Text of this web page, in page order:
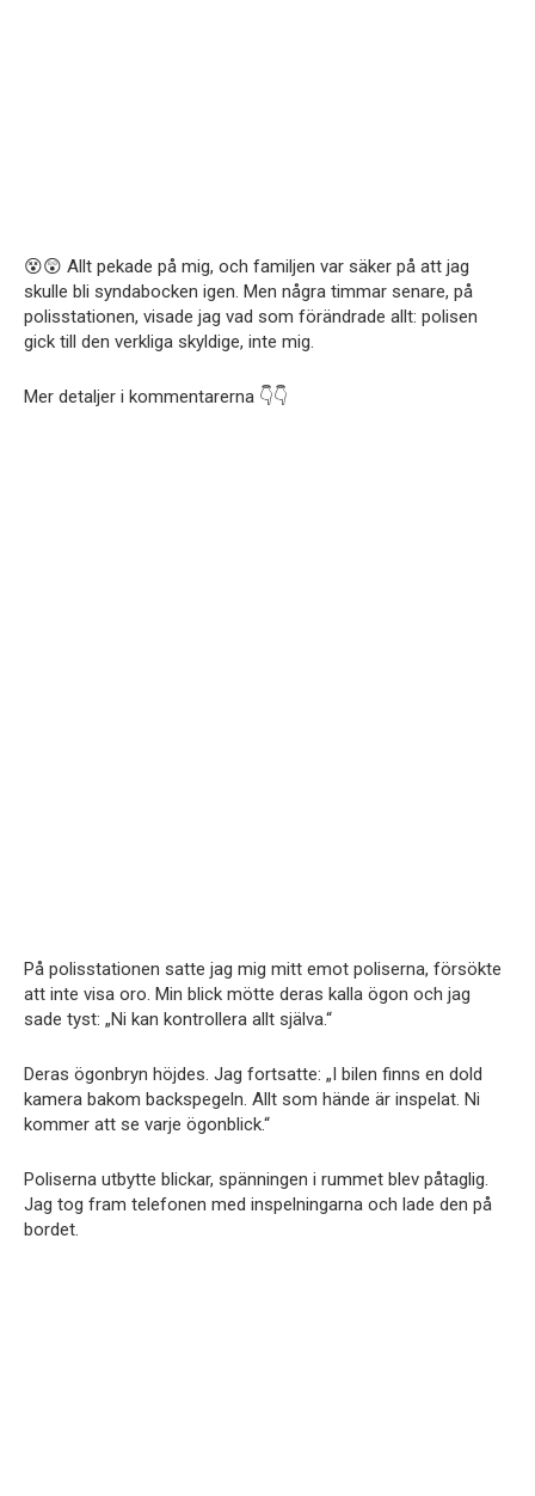
😵😲 Allt pekade på mig, och familjen var säker på att jag
skulle bli syndabocken igen. Men några timmar senare, på
polisstationen, visade jag vad som förändrade allt: polisen
gick till den verkliga skyldige, inte mig.
Mer detaljer i kommentarerna 👇👇
På polisstationen satte jag mig mitt emot poliserna, försökte
att inte visa oro. Min blick mötte deras kalla ögon och jag
sade tyst: „Ni kan kontrollera allt själva.“
Deras ögonbryn höjdes. Jag fortsatte: „I bilen finns en dold
kamera bakom backspegeln. Allt som hände är inspelat. Ni
kommer att se varje ögonblick.“
Poliserna utbytte blickar, spänningen i rummet blev påtaglig.
Jag tog fram telefonen med inspelningarna och lade den på
bordet.